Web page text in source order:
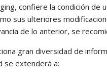
confiere la condición
sus ulteriores
de lo anterior, se
gran diversidad de
se extenderá a: